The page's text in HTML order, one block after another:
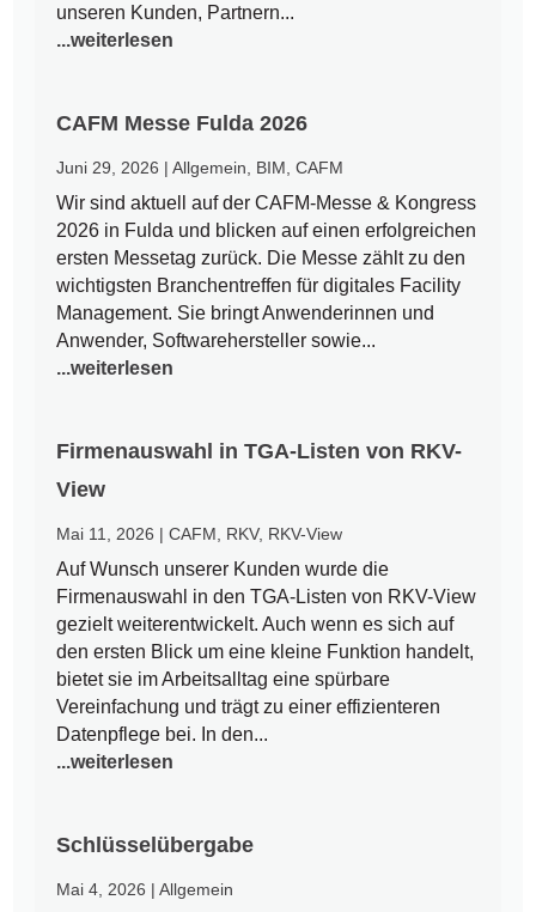
unseren Kunden, Partnern...
...weiterlesen
CAFM Messe Fulda 2026
Juni 29, 2026 |Allgemein BIM ,CAFM
Wir sind aktuell auf der CAFM-Messe & Kongress
2026 in Fulda und blicken auf einen erfolgreichen
ersten Messetag zurück. Die Messe zählt zu den
wichtigsten Branchentreffen für digitales Facility
Management. Sie bringt Anwenderinnen und
Anwender, Softwarehersteller sowie...
...weiterlesen
Firmenauswahl in TGA-Listen von RKV-
View
Mai 11, 2026 |CAFM RKV, RKV-View
Auf Wunsch unserer Kunden wurde die
Firmenauswahl in den TGA-Listen von RKV-View
gezielt weiterentwickelt. Auch wenn es sich auf
den ersten Blick um eine kleine Funktion handelt,
bietet sie im Arbeitsalltag eine spürbare
Vereinfachung und trägt zu einer effizienteren
Datenpflege bei. In den...
...weiterlesen
Schlüsselübergabe
Mai 4, 2026 |Allgemein